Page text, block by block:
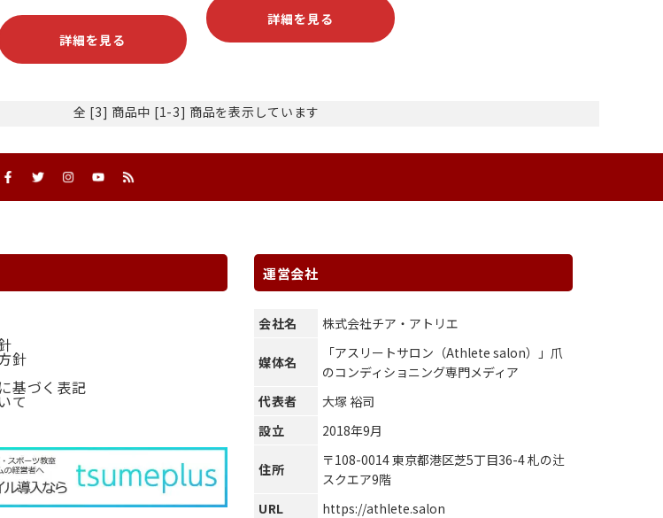
詳細を見る
詳細を見る
全 [3] 商品中 [1-3] 商品を表示しています
針
基づく表記
て
運営会社
会社名 株式会社チア・アトリエ
媒体名
「アスリートサロン（Athlete salon）」爪
のコンディショニング専門メディア
代表者
大塚 裕司
設立
2018年9月
住所
〒108-0014 東京都港区芝5丁目36-4 札の辻
スクエア9階
URL
https://athlete.salon